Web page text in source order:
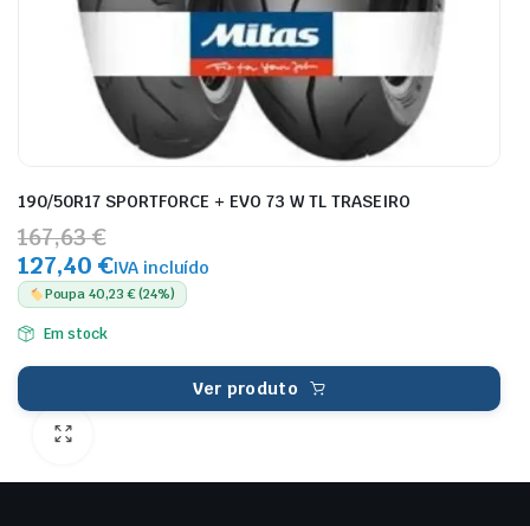
190/50R17 SPORTFORCE + EVO 73 W TL TRASEIRO
167,63 €
127,40 €IVA incluído
Poupa 40,23 € (24%)
Em stock
Ver produto